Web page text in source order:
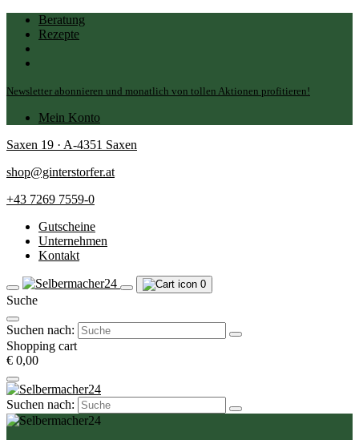
Beratung
Rezepte
Newsletter abonnieren und monatlich von tollen Aktionen profitieren!
Mein Konto
Saxen 19 · A-4351 Saxen
shop@ginterstorfer.at
+43 7269 7559-0
Gutscheine
Unternehmen
Kontakt
0
Suche
Suchen nach:
Shopping cart
€ 0,00
Suchen nach: